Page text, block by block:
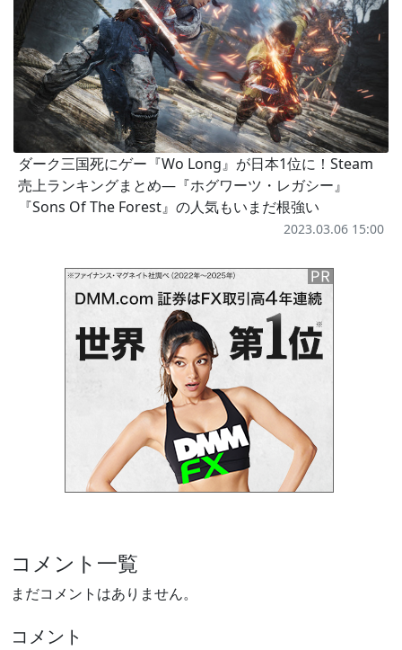
ダーク三国死にゲー『Wo Long』が日本1位に！Steam
売上ランキングまとめ―『ホグワーツ・レガシー』
『Sons Of The Forest』の人気もいまだ根強い
2023.03.06 15:00
コメント一覧
まだコメントはありません。
コメント